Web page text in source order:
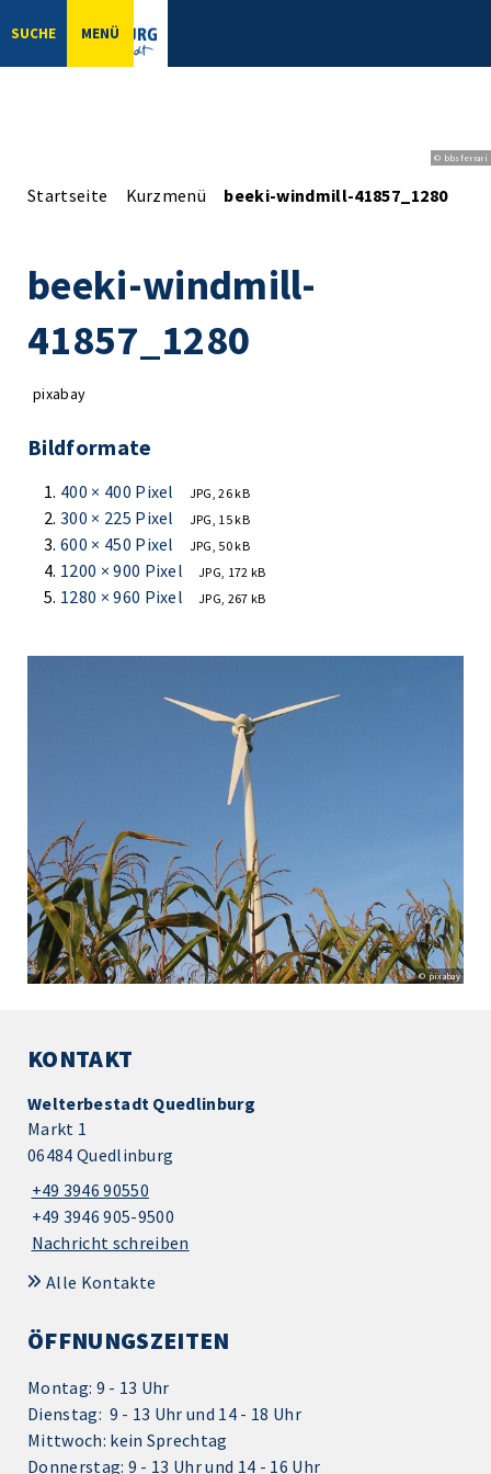
SUCHE MENÜ
© bbsferrari
Startseite Kurzmenü beeki-windmill-41857_1280
beeki-windmill-
41857_1280
pixabay
Bildformate
400 × 400 Pixel JPG, 26 kB
300 × 225 Pixel JPG, 15 kB
600 × 450 Pixel JPG, 50 kB
1200 × 900 Pixel JPG, 172 kB
1280 × 960 Pixel JPG, 267 kB
© pixabay
KONTAKT
Welterbestadt Quedlinburg
Markt 1
06484 Quedlinburg
+49 3946 90550
+49 3946 905-9500
Nachricht schreiben
Alle Kontakte
ÖFFNUNGSZEITEN
Montag: 9 - 13 Uhr
Dienstag: 9 - 13 Uhr und 14 - 18 Uhr
Mittwoch: kein Sprechtag
Donnerstag: 9 - 13 Uhr und 14 - 16 Uhr